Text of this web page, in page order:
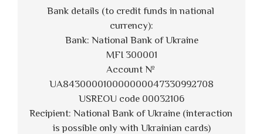
Bank details (to credit funds in national
currency):
Bank: National Bank of Ukraine
MFI 300001
Account №
UA843000010000000047330992708
USREOU code 00032106
Recipient: National Bank of Ukraine (interaction
is possible only with Ukrainian cards)